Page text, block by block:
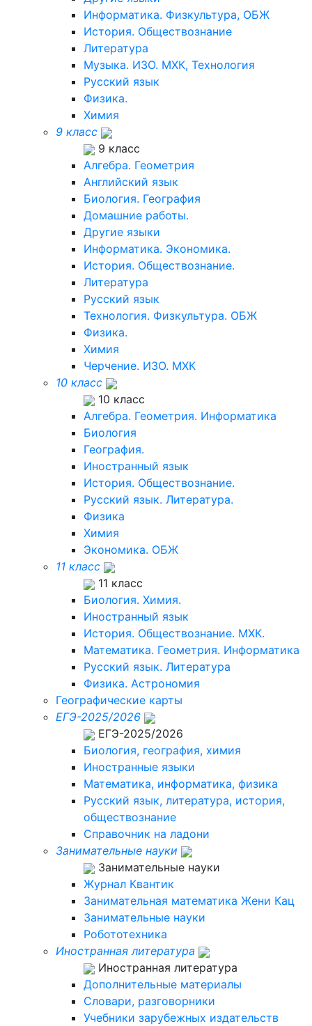
Информатика. Физкультура, ОБЖ
История. Обществознание
Литература
Музыка. ИЗО. МХК, Технология
Русский язык
Физика.
Химия
9 класс
9 класс
Алгебра. Геометрия
Английский язык
Биология. География
Домашние работы.
Другие языки
Информатика. Экономика.
История. Обществознание.
Литература
Русский язык
Технология. Физкультура. ОБЖ
Физика.
Химия
Черчение. ИЗО. МХК
10 класс
10 класс
Алгебра. Геометрия. Информатика
Биология
География.
Иностранный язык
История. Обществознание.
Русский язык. Литература.
Физика
Химия
Экономика. ОБЖ
11 класс
11 класс
Биология. Химия.
Иностранный язык
История. Обществознание. МХК.
Математика. Геометрия. Информатика
Русский язык. Литература
Физика. Астрономия
Географические карты
ЕГЭ-2025/2026
ЕГЭ-2025/2026
Биология, география, химия
Иностранные языки
Математика, информатика, физика
Русский язык, литература, история,
обществознание
Справочник на ладони
Занимательные науки
Занимательные науки
Журнал Квантик
Занимательная математика Жени Кац
Занимательные науки
Робототехника
Иностранная литература
Иностранная литература
Дополнительные материалы
Словари, разговорники
Учебники зарубежных издательств